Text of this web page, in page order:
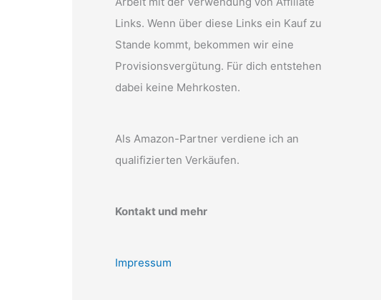
Links. Wenn über diese Links ein Kauf zu
Stande kommt, bekommen wir eine
Provisionsvergütung. Für dich entstehen
dabei keine Mehrkosten.
Als Amazon-Partner verdiene ich an
qualifizierten Verkäufen.
Kontakt und mehr
Impressum